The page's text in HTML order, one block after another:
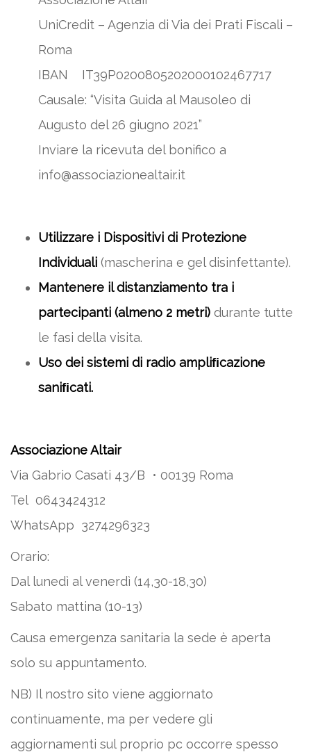
UniCredit – Agenzia di Via dei Prati Fiscali –
Roma
IBAN IT39P0200805202000102467717
Causale: “Visita Guida al Mausoleo di
Augusto del 26 giugno 2021”
Inviare la ricevuta del bonifico a
info@associazionealtair.it
Utilizzare i Dispositivi di Protezione
Individuali (mascherina e gel disinfettante).
Mantenere il distanziamento tra i
partecipanti (almeno 2 metri) durante tutte
le fasi della visita.
Uso dei sistemi di radio ampliﬁcazione
saniﬁcati.
Associazione Altair
Via Gabrio Casati 43/B • 00139 Roma
Tel 0643424312
WhatsApp 3274296323
Orario:
Dal lunedì al venerdì (14,30-18,30)
Sabato mattina (10-13)
Causa emergenza sanitaria la sede è aperta
solo su appuntamento.
NB) Il nostro sito viene aggiornato
continuamente, ma per vedere gli
aggiornamenti sul proprio pc occorre spesso